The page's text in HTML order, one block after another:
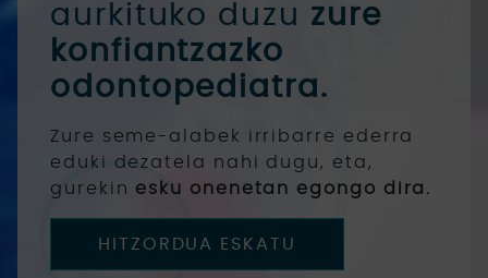
aurkituko duzu zure
konfiantzazko
odontopediatra.
Zure seme-alabek irribarre ederra
eduki dezatela nahi dugu, eta,
gurekin esku onenetan egongo dira.
HITZORDUA ESKATU